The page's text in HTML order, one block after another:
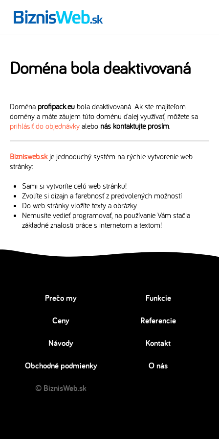
Doména bola deaktivovaná
Doména profipack.eu bola deaktivovaná. Ak ste majiteľom
domény a máte záujem túto doménu ďalej využívať, môžete sa
prihlásiť do objednávky alebo nás kontaktujte prosím.
Biznisweb.skje jednoduchý systém na rýchle vytvorenie web
stránky:
Sami si vytvoríte celú web stránku!
Zvolíte si dizajn a farebnosť z predvolených možností
Do web stránky vložíte texty a obrázky
Nemusíte vedieť programovať, na používanie Vám stačia
základné znalosti práce s internetom a textom!
Prečo my Funkcie
Ceny Referencie
Návody Kontakt
Obchodné podmienky O nás
© BiznisWeb.sk